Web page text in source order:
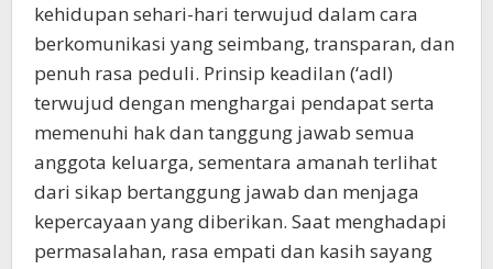
kehidupan sehari-hari terwujud dalam cara
berkomunikasi yang seimbang, transparan, dan
penuh rasa peduli. Prinsip keadilan (‘adl)
terwujud dengan menghargai pendapat serta
memenuhi hak dan tanggung jawab semua
anggota keluarga, sementara amanah terlihat
dari sikap bertanggung jawab dan menjaga
kepercayaan yang diberikan. Saat menghadapi
permasalahan, rasa empati dan kasih sayang